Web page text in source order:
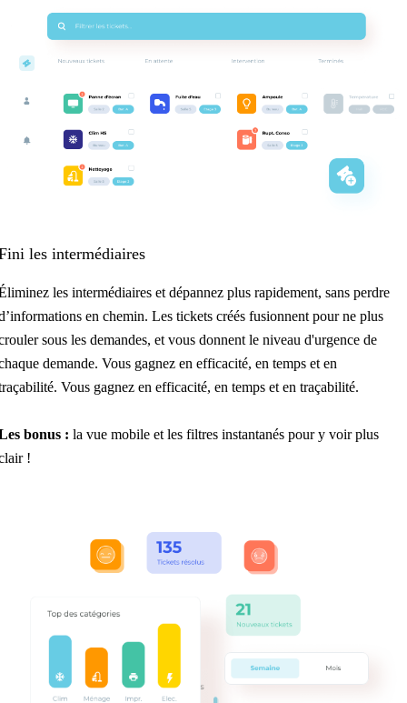
les intermédiaires
les intermédiaires et dépannez plus rapidement, sans perdre
en chemin. Les tickets créés fusionnent pour ne plus
sous les demandes, et vous donnent le niveau d'urgence de
demande. Vous gagnez en efficacité, en temps et en
Vous gagnez en efficacité, en temps et en traçabilité.
bonus : la vue mobile et les filtres instantanés pour y voir plus
!